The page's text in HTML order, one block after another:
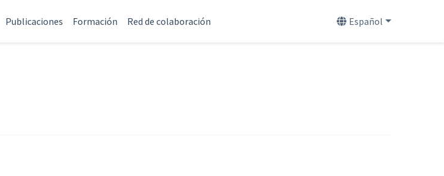
Publicaciones Formación Red de colaboración Español